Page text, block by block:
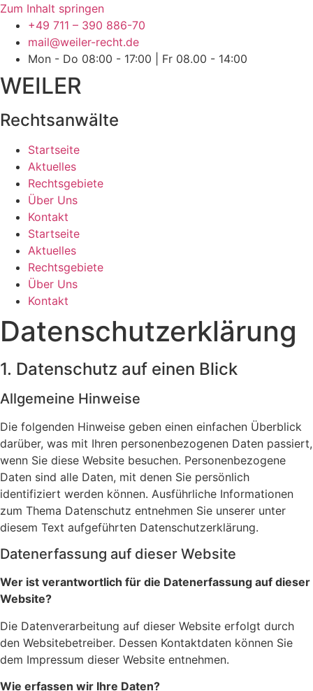
Zum Inhalt springen
+49 711 – 390 886-70
mail@weiler-recht.de
Mon - Do 08:00 - 17:00 | Fr 08.00 - 14:00
WEILER
Rechtsanwälte
Startseite
Aktuelles
Rechtsgebiete
Über Uns
Kontakt
Startseite
Aktuelles
Rechtsgebiete
Über Uns
Kontakt
Datenschutzerklärung
1. Datenschutz auf einen Blick
Allgemeine Hinweise
Die folgenden Hinweise geben einen einfachen Überblick
darüber, was mit Ihren personenbezogenen Daten passiert,
wenn Sie diese Website besuchen. Personenbezogene
Daten sind alle Daten, mit denen Sie persönlich
identifiziert werden können. Ausführliche Informationen
zum Thema Datenschutz entnehmen Sie unserer unter
diesem Text aufgeführten Datenschutzerklärung.
Datenerfassung auf dieser Website
Wer ist verantwortlich für die Datenerfassung auf dieser
Website?
Die Datenverarbeitung auf dieser Website erfolgt durch
den Websitebetreiber. Dessen Kontaktdaten können Sie
dem Impressum dieser Website entnehmen.
Wie erfassen wir Ihre Daten?